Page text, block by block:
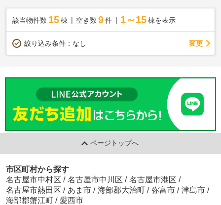
該当物件数 15棟 空き数 9 件 1～15 棟を表示
絞り込み条件： なし 変更
ページトップへ
市区町村から探す
名古屋市中村区 / 名古屋市中川区 / 名古屋市港区 /
名古屋市熱田区 / あま市 / 海部郡大治町 / 弥富市 / 津島市 /
海部郡蟹江町 / 愛西市